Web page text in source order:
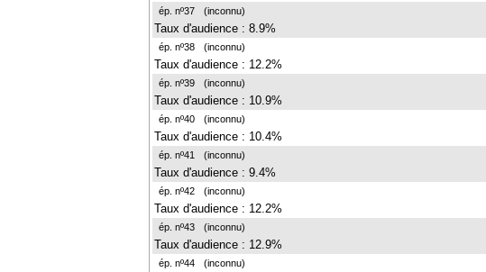
ép. nº37 (inconnu)
Taux d'audience : 8.9%
ép. nº38 (inconnu)
Taux d'audience : 12.2%
ép. nº39 (inconnu)
Taux d'audience : 10.9%
ép. nº40 (inconnu)
Taux d'audience : 10.4%
ép. nº41 (inconnu)
Taux d'audience : 9.4%
ép. nº42 (inconnu)
Taux d'audience : 12.2%
ép. nº43 (inconnu)
Taux d'audience : 12.9%
ép. nº44 (inconnu)